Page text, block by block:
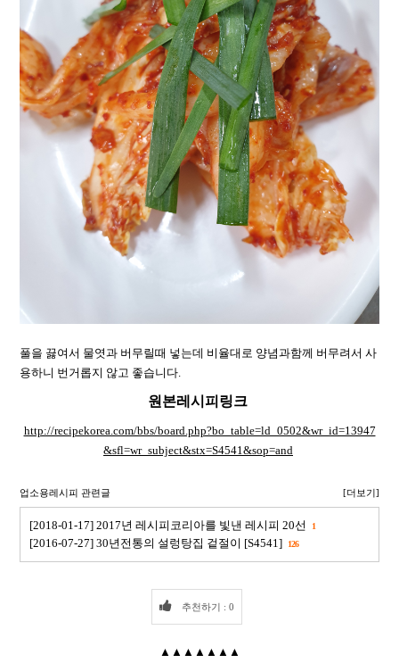
풀을 끓여서 물엿과 버무릴때 넣는데 비율대로 양념과함께 버무려서 사
용하니 번거롭지 않고 좋습니다.
원본레시피링크
http://recipekorea.com/bbs/board.php?bo_table=ld_0502&wr_id=13947
&sfl=wr_subject&stx=S4541&sop=and
업소용레시피 관련글 [더보기]
[2018-01-17] 2017년 레시피코리아를 빛낸 레시피 20선 1
[2016-07-27] 30년전통의 설렁탕집 겉절이 [S4541] 126
추천하기 : 0
▲▲▲▲▲▲▲